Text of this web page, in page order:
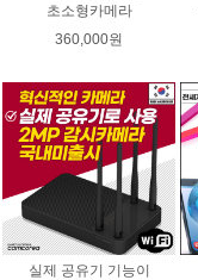
초소형카메라
360,000원
실제 공유기 기능이